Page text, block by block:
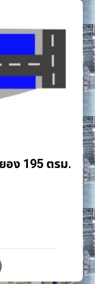
อง 195 ตรม.